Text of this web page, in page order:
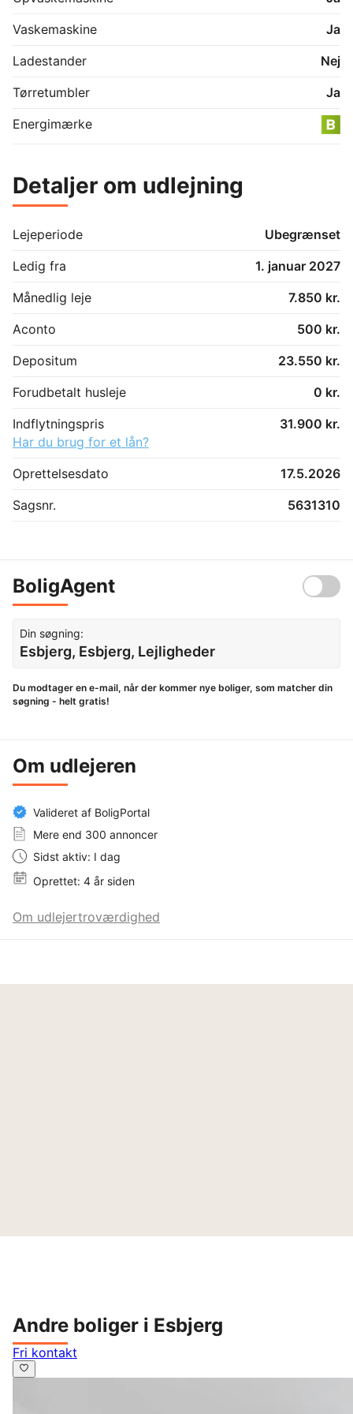
komme til og fra adressen.
fremvisning.
Vaskemaskine
Ja
Ladestander
Nej
Tørretumbler
Ja
Energimærke
Detaljer om udlejning
Lejeperiode
Ubegrænset
Ledig fra
1. januar 2027
Månedlig leje
7.850 kr.
Aconto
500 kr.
Depositum
23.550 kr.
Forudbetalt husleje
0 kr.
Indflytningspris
31.900 kr.
Har du brug for et lån?
Oprettelsesdato
17.5.2026
Sagsnr.
5631310
BoligAgent
Din søgning:
Esbjerg, Esbjerg, Lejligheder
Du modtager en e-mail, når der kommer nye boliger, som matcher din
søgning - helt gratis!
Om udlejeren
Valideret af BoligPortal
Mere end 300 annoncer
Sidst aktiv: I dag
Oprettet: 4 år siden
Om udlejertroværdighed
Andre boliger i Esbjerg
Fri kontakt